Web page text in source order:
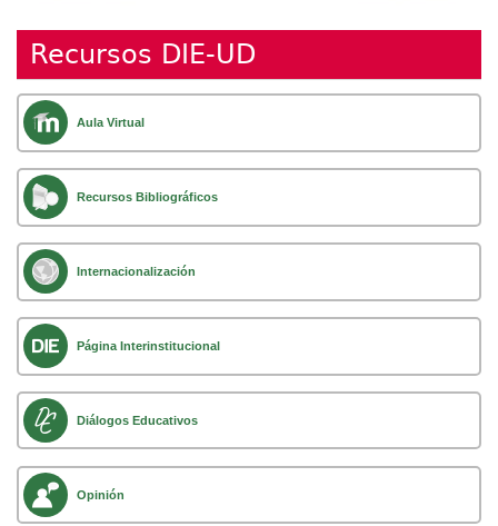
Recursos DIE-UD
Aula Virtual
Recursos Bibliográficos
Internacionalización
Página Interinstitucional
Diálogos Educativos
Opinión